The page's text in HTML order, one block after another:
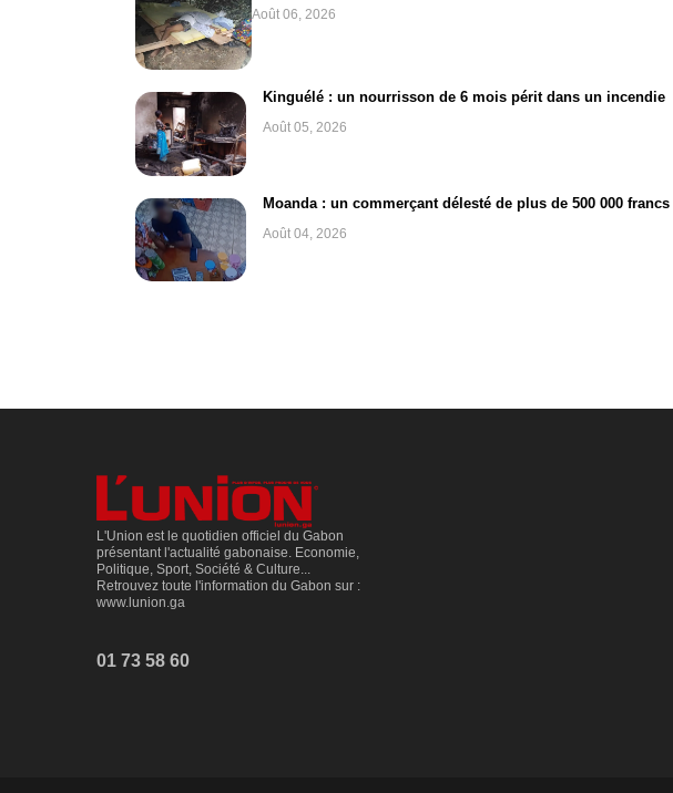
Août 06, 2026
Kinguélé : un nourrisson de 6 mois périt dans un incendie
Août 05, 2026
Moanda : un commerçant délesté de plus de 500 000 francs
Août 04, 2026
L'Union est le quotidien officiel du Gabon
présentant l'actualité gabonaise. Economie,
Politique, Sport, Société & Culture...
Retrouvez toute l'information du Gabon sur :
www.lunion.ga
01 73 58 60